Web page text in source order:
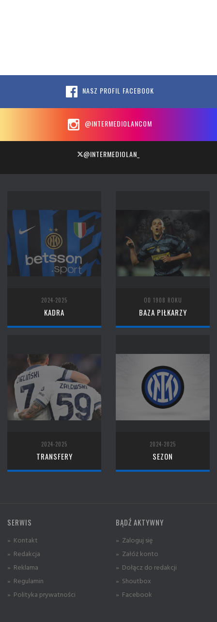
NASZ PROFIL FACEBOOK
@INTERMEDIOLANCOM
@INTERMEDIOLAN_
2024-2025
KADRA
OD 1908 ROKU
BAZA PIŁKARZY
2024-2025
TRANSFERY
2024-2025
SEZON
SERWIS
» Kontakt
» Redakcja
» Reklama
» Regulamin
» Polityka prywatności
BĄDŹ AKTYWNY
» Zaloguj się
» Załóż konto
» Dołącz do redakcji
» Shoutbox
» Facebook